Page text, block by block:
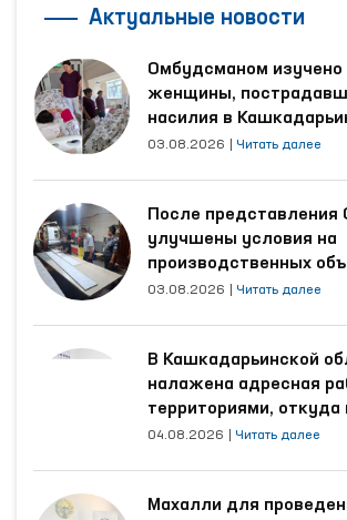
Актуальные новости
Омбудсманом изучено
женщины,
насилия в
области
03.08.2026 Читать далее
После представления
улучшены условия на
производственных
трудятся осуждённые
03.08.2026 Читать далее
В Кашкадарьинской
налажена адресная
территориями, откуда
наибольшее
04.08.2026 Читать далее
Махалли для